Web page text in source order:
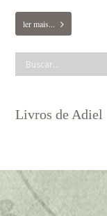
ler mais...
Livros de Adiel